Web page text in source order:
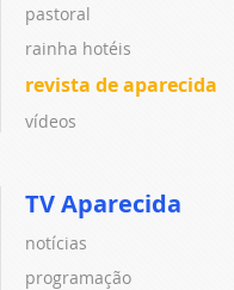
pastoral
rainha hotéis
revista de aparecida
vídeos
TV Aparecida
notícias
programação